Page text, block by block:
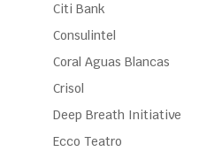
Citi Bank
Consulintel
Coral Aguas Blancas
Crisol
Deep Breath Initiative
Ecco Teatro